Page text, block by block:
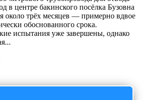
в центре бакинского посёлка Бузовна
около трёх месяцев — примерно вдвое
обоснованного срока.
испытания уже завершены, однако